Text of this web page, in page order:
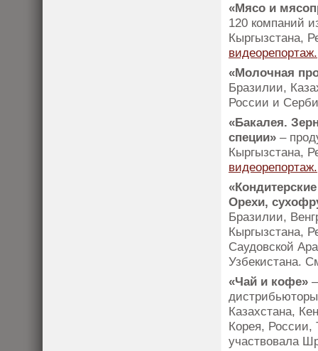
«Мясо и
120 компаний
Кыргызстана,
видеорепортаж.
«Молочная
Бразилии,
России и
«Бакалея.
специи» –
Кыргызстана,
видеорепортаж.
Орехи,
Бразилии,
Кыргызстана,
Саудовской
Узбекистана.
«Чай и кофе»
Казахстана,
Корея, России,
участвовала